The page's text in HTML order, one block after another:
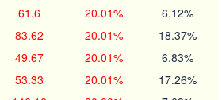
61.6 20.01% 6.12%
83.62 20.01% 18.37%
49.67 20.01% 6.83%
53.33 20.01% 17.26%